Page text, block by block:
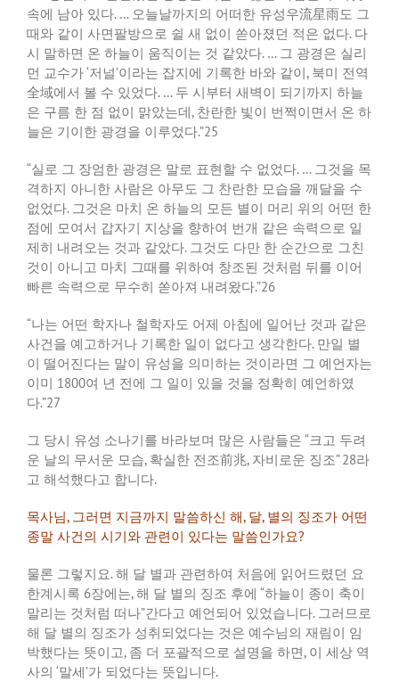
속에 남아 있다. … 오늘날까지의 어떠한 유성우流星雨도 그
때와 같이 사면팔방으로 쉴 새 없이 쏟아졌던 적은 없다. 다
시 말하면 온 하늘이 움직이는 것 같았다. … 그 광경은 실리
먼 교수가‘저널’이라는 잡지에 기록한 바와 같이, 북미 전역
全域에서 볼 수 있었다. … 두 시부터 새벽이 되기까지 하늘
은 구름 한 점 없이 맑았는데, 찬란한 빛이 번쩍이면서 온 하
늘은 기이한 광경을 이루었다.”25
“실로 그 장엄한 광경은 말로 표현할 수 없었다. … 그것을 목
격하지 아니한 사람은 아무도 그 찬란한 모습을 깨달을 수
없었다. 그것은 마치 온 하늘의 모든 별이 머리 위의 어떤 한
점에 모여서 갑자기 지상을 향하여 번개 같은 속력으로 일
제히 내려오는 것과 같았다. 그것도 다만 한 순간으로 그친
것이 아니고 마치 그때를 위하여 창조된 것처럼 뒤를 이어
빠른 속력으로 무수히 쏟아져 내려왔다.”26
“나는 어떤 학자나 철학자도 어제 아침에 일어난 것과 같은
사건을 예고하거나 기록한 일이 없다고 생각한다. 만일 별
이 떨어진다는 말이 유성을 의미하는 것이라면 그 예언자는
이미 1800여 년 전에 그 일이 있을 것을 정확히 예언하였
다.”27
그 당시 유성 소나기를 바라보며 많은 사람들은 “크고 두려
운 날의 무서운 모습, 확실한 전조前兆, 자비로운 징조” 28라
고 해석했다고 합니다.
목사님, 그러면 지금까지 말씀하신 해, 달, 별의 징조가 어떤
종말 사건의 시기와 관련이 있다는 말씀인가요?
물론 그렇지요.해 달 별과 관련하여 처음에 읽어드렸던 요
한계시록 6장에는,해 달 별의 징조 후에 “하늘이 종이 축이
말리는 것처럼 떠나”간다고 예언되어 있었습니다. 그러므로
해 달 별의 징조가 성취되었다는 것은 예수님의 재림이 임
박했다는 뜻이고, 좀 더 포괄적으로 설명을 하면, 이 세상 역
사의 ‘말세’가 되었다는 뜻입니다.